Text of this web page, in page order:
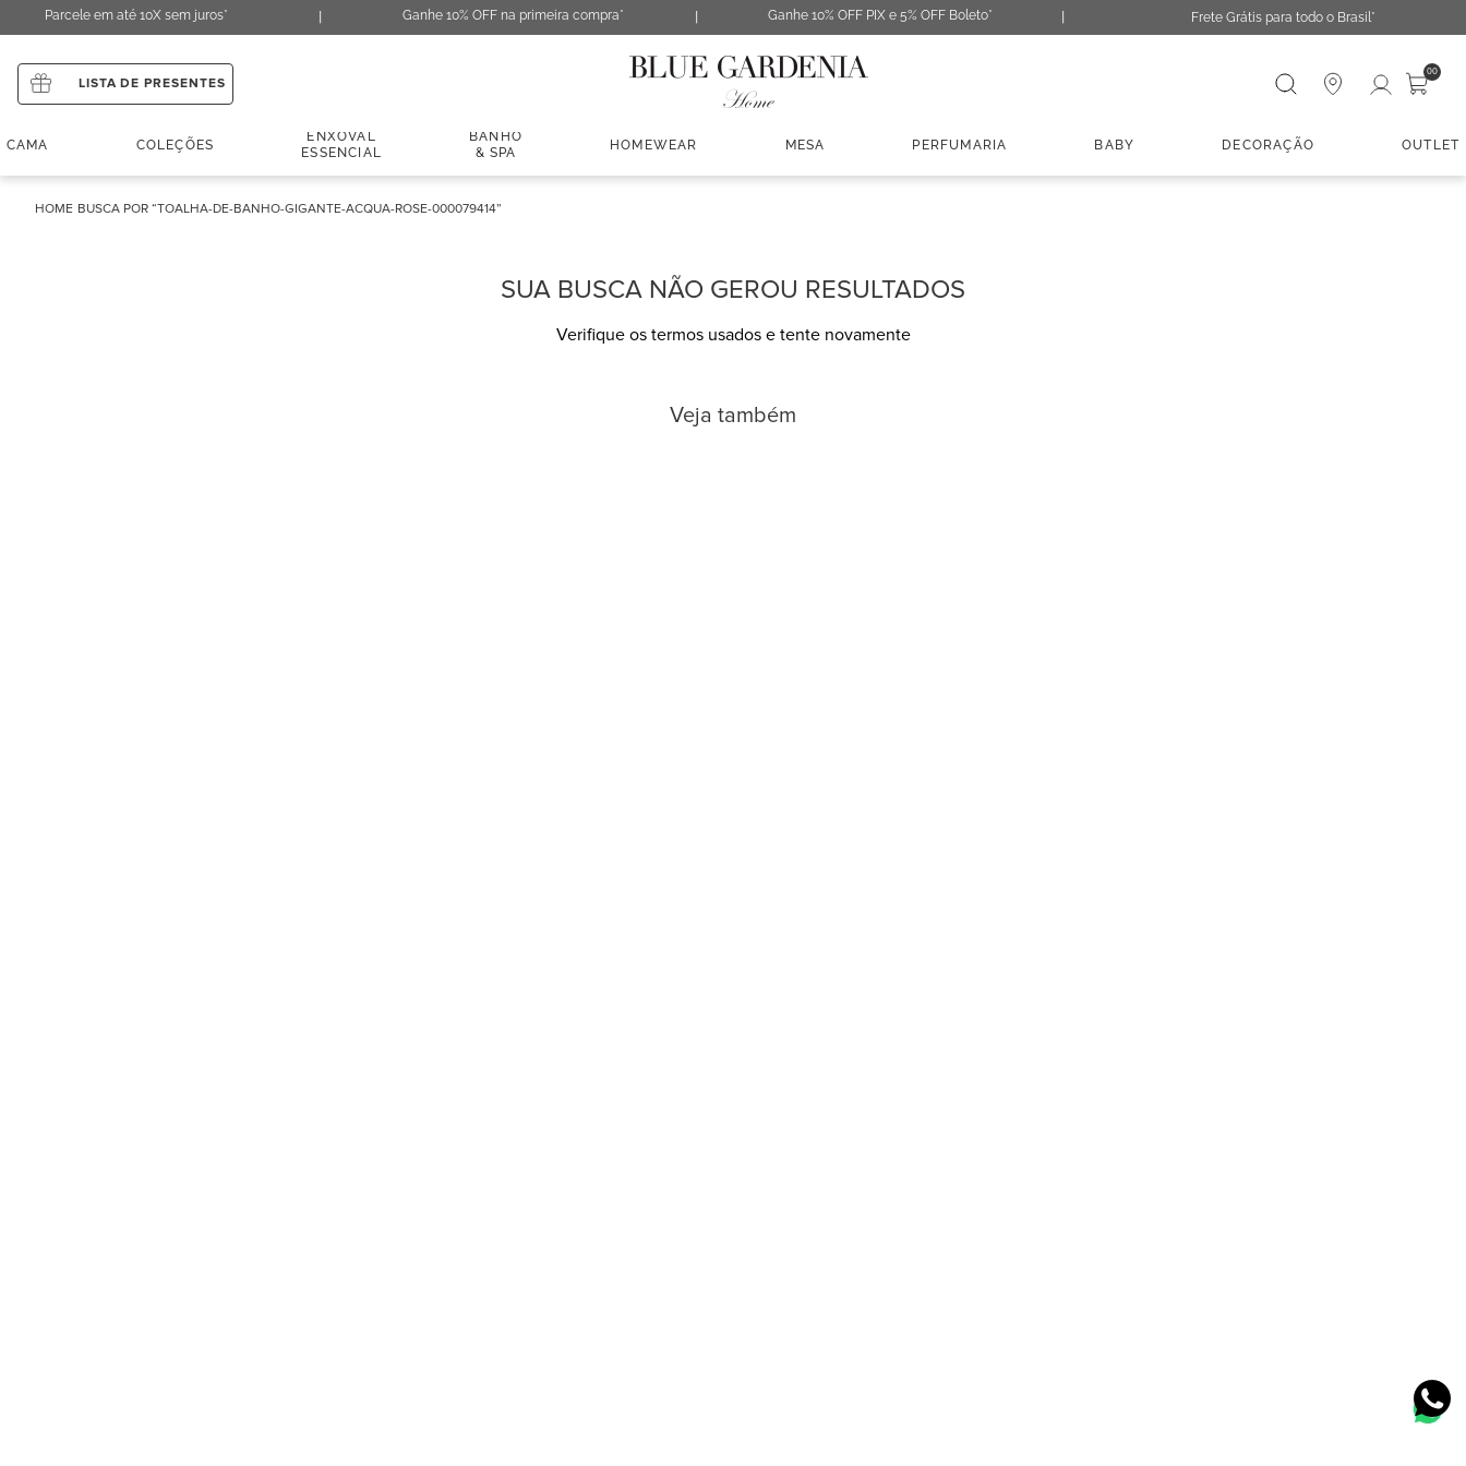
Parcele em até 10X sem juros* Ganhe 10% OFF na primeira compra* Ganhe 10% OFF PIX e 5% OFF Boleto* Frete Grátis para todo o Brasil*
LISTA DE PRESENTES
Digite sua busca 00
CAMA COLEÇÕES
ENXOVAL
ESSENCIAL
BANHO
& SPA
HOMEWEAR MESA PERFUMARIA BABY DECORAÇÃO OUTLET
TOALHA-DE-BANHO-GIGANTE-ACQUA-ROSE-000079414
SUA BUSCA NÃO GEROU RESULTADOS
Verifique os termos usados e tente novamente
Veja também